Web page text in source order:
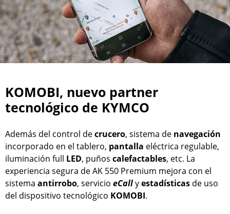
KOMOBI, nuevo partner
tecnológico de KYMCO
Además del control decrucero, sistema de navegación
incorporado en el tablero, pantalla eléctrica regulable,
iluminación full LED, puños calefactables, etc. La
experiencia segura de AK 550 Premium mejora con el
sistema antirrobo, servicio eCallyestadísticas de uso
del dispositivo tecnológico KOMOBI.